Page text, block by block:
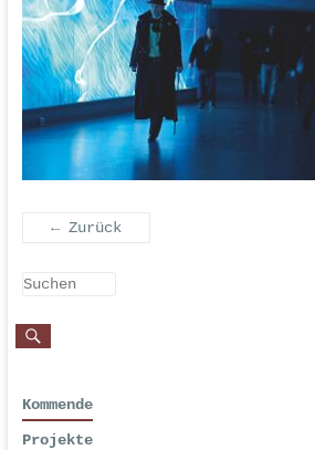
← Zurück
Kommende
Projekte